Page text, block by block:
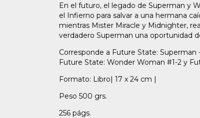
En el futuro, el legado de Superman y
el Infierno para salvar a una hermana
mientras Mister Miracle y Midnighter,
verdadero Superman una oportunidad
Corresponde a Future State:
Future State: Wonder Woman #1-2 y
Formato: Libro| 17 x 24 cm |
Peso 500 grs.
256 págs.